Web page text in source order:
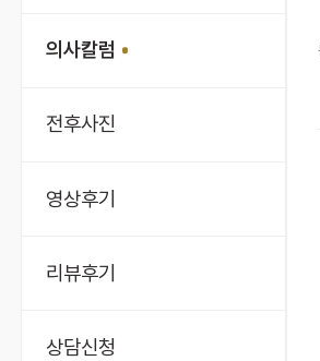
의사칼럼
전후사진
영상후기
리뷰후기
상담신청